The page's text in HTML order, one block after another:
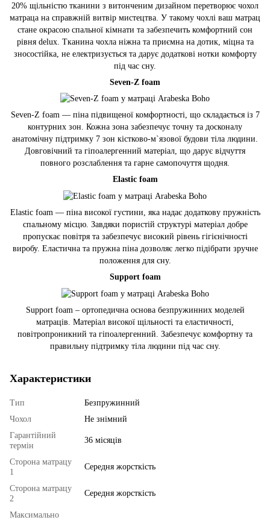
20% щільністю тканини з витонченим дизайном перетворює чохол
матраца на справжній витвір мистецтва. У такому чохлі ваш матрац
стане окрасою спальної кімнати та забезпечить комфортний сон
рівня delux. Тканина чохла ніжна та приємна на дотик, міцна та
зносостійка, не електризується та дарує додаткові нотки комфорту
під час сну.
Seven-Z foam
Seven-Z foam — піна підвищеної комфортності, що складається із 7
контурних зон. Кожна зона забезпечує точну та досконалу
анатомічну підтримку 7 зон кістково-м`язової будови тіла людини.
Довговічний та гіпоалергенний матеріал, що дарує відчуття
повного розслаблення та гарне самопочуття щодня.
Elastic foam
Elastic foam — піна високої густини, яка надає додаткову пружність
спальному місцю. Завдяки пористій структурі матеріал добре
пропускає повітря та забезпечує високий рівень гігієнічності
виробу. Еластична та пружна піна дозволяє легко підібрати зручне
положення для сну.
Support foam
Support foam – ортопедична основа безпружинних моделей
матраців. Матеріал високої щільності та еластичності,
повітропроникний та гіпоалергенний. Забезпечує комфортну та
правильну підтримку тіла людини під час сну.
Характеристики
Тип
Безпружинний
Чохол
Не знімний
Гарантійний
термін
36 місяців
Сторона матрацу
1
Середня жорсткість
Сторона матрацу
2
Середня жорсткість
Максимально